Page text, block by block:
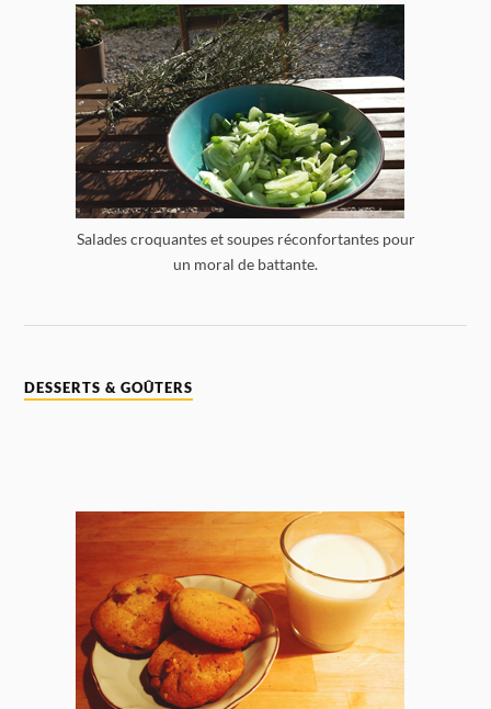
Salades croquantes et soupes réconfortantes pour
un moral de battante.
DESSERTS & GOÛTERS